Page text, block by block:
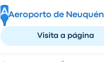
AAeroporto de Neuquén
Visita a página